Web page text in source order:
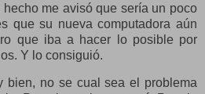
me avisó que sería un poco
que su nueva computadora aún
que iba a hacer lo posible por
Y lo consiguió.
bien, no se cual sea el problema